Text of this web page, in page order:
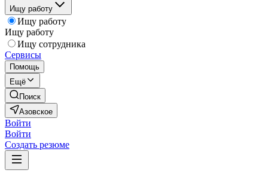
Ищу работу
Ищу работу
Ищу работу
Ищу сотрудника
Сервисы
Помощь
Ещё
Поиск
Азовское
Войти
Войти
Создать резюме